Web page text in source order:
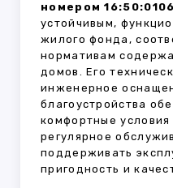
номером
устойчивым,
жилого фонда,
нормативам
домов. Его
инженерное
благоустройства
комфортные
регулярное
поддерживать
пригодность и